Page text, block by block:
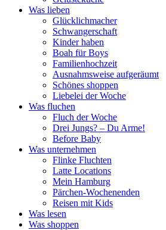
Was lieben
Glücklichmacher
Schwangerschaft
Kinder haben
Boah für Boys
Familienhochzeit
Ausnahmsweise aufgeräumt
Schönes shoppen
Liebelei der Woche
Was fluchen
Fluch der Woche
Drei Jungs? – Du Arme!
Before Baby
Was unternehmen
Flinke Fluchten
Latte Locations
Mein Hamburg
Pärchen-Wochenenden
Reisen mit Kids
Was lesen
Was shoppen